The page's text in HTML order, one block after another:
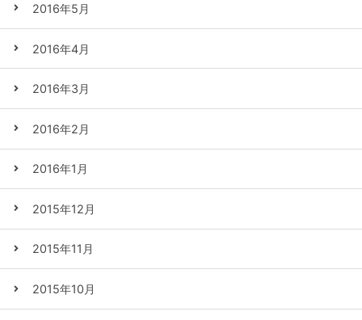
2016年5月
2016年4月
2016年3月
2016年2月
2016年1月
2015年12月
2015年11月
2015年10月